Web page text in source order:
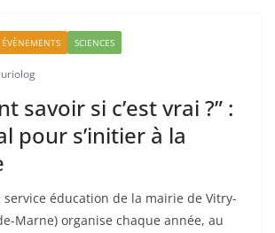
ÉVÈNEMENTS SCIENCES
savoir si c’est vrai ?” :
pour s’initier à la
service éducation de la mairie de Vitry-
Marne) organise chaque année, au